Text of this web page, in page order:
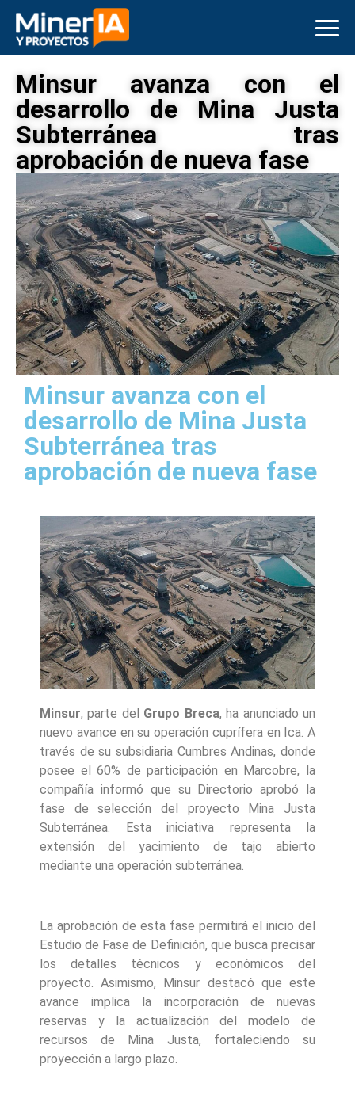
Minsur avanza con el
desarrollo de Mina Justa
Subterránea tras
aprobación de nueva fase
Minsur avanza con el
desarrollo de Mina Justa
Subterránea tras
aprobación de nueva fase
Minsur, parte del Grupo Breca, ha anunciado un
nuevo avance en su operación cuprífera en Ica. A
través de su subsidiaria Cumbres Andinas, donde
posee el 60% de participación en Marcobre, la
compañía informó que su Directorio aprobó la
fase de selección del proyecto Mina Justa
Subterránea. Esta iniciativa representa la
extensión del yacimiento de tajo abierto
mediante una operación subterránea.
La aprobación de esta fase permitirá el inicio del
Estudio de Fase de Definición, que busca precisar
los detalles técnicos y económicos del
proyecto. Asimismo, Minsur destacó que este
avance implica la incorporación de nuevas
reservas y la actualización del modelo de
recursos de Mina Justa, fortaleciendo su
proyección a largo plazo.